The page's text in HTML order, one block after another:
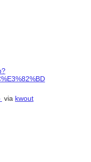
via kwout